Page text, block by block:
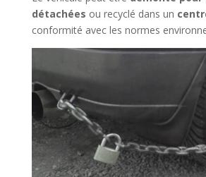
détachées ou recyclé dans un
conformité avec les normes